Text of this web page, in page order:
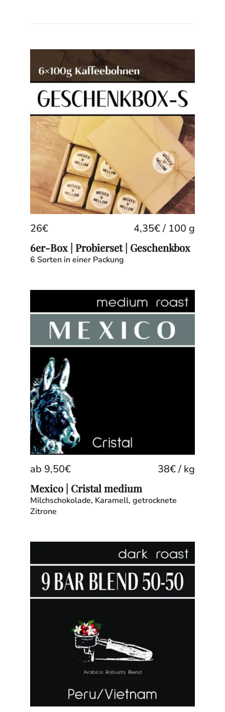
26€ 4,35€/ 100 g
6er-Box | Probierset | Geschenkbox
6 Sorten in einer Packung
ab 9,50€ 38€/ kg
Mexico | Cristal medium
Milchschokolade, Karamell, getrocknete
Zitrone